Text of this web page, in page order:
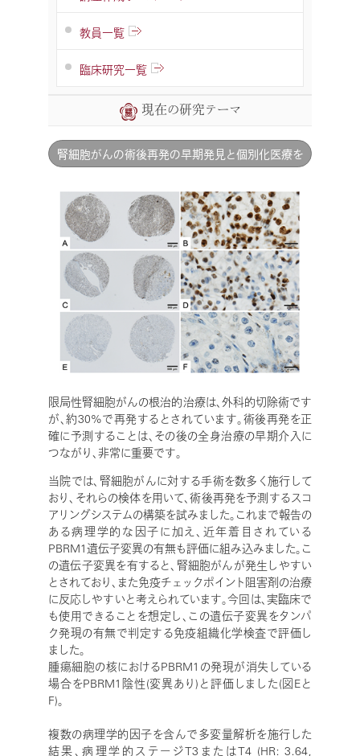
教員一覧
臨床研究一覧
現在の研究テーマ
腎細胞がんの術後再発の早期発見と個別化医療を
限局性腎細胞がんの根治的治療は、外科的切除術です
が、約30%で再発するとされています。術後再発を正
確に予測することは、その後の全身治療の早期介入に
つながり、非常に重要です。
当院では、腎細胞がんに対する手術を数多く施行して
おり、それらの検体を用いて、術後再発を予測するスコ
アリングシステムの構築を試みました。これまで報告の
ある病理学的な因子に加え、近年着目されている
PBRM1遺伝子変異の有無も評価に組み込みました。こ
の遺伝子変異を有すると、腎細胞がんが発生しやすい
とされており、また免疫チェックポイント阻害剤の治療
に反応しやすいと考えられています。今回は、実臨床で
も使用できることを想定し、この遺伝子変異をタンパ
ク発現の有無で判定する免疫組織化学検査で評価し
ました。
腫瘍細胞の核におけるPBRM1の発現が消失している
場合をPBRM1陰性(変異あり)と評価しました(図Eと
F)。
複数の病理学的因子を含んで多変量解析を施行した
結果、病理学的ステージT3またはT4 (HR: 3.64,